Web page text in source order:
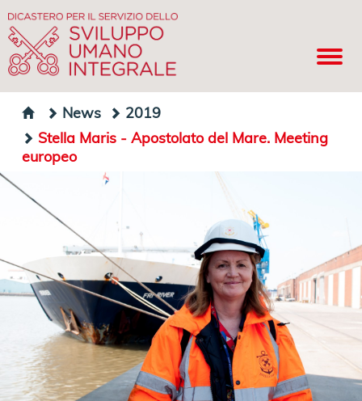
News
2019
Stella Maris - Apostolato del Mare. Meeting
europeo